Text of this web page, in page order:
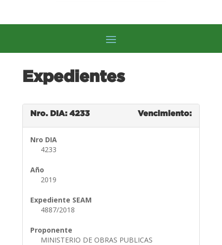
Expedientes
Nro. DIA: 4233 Vencimiento:
Nro DIA
4233
Año
2019
Expediente SEAM
4887/2018
Proponente
MINISTERIO DE OBRAS PUBLICAS